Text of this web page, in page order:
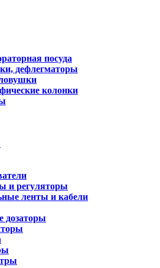
посуда
дефлегматоры
колонки
и регуляторы
ленты и кабели
дозаторы